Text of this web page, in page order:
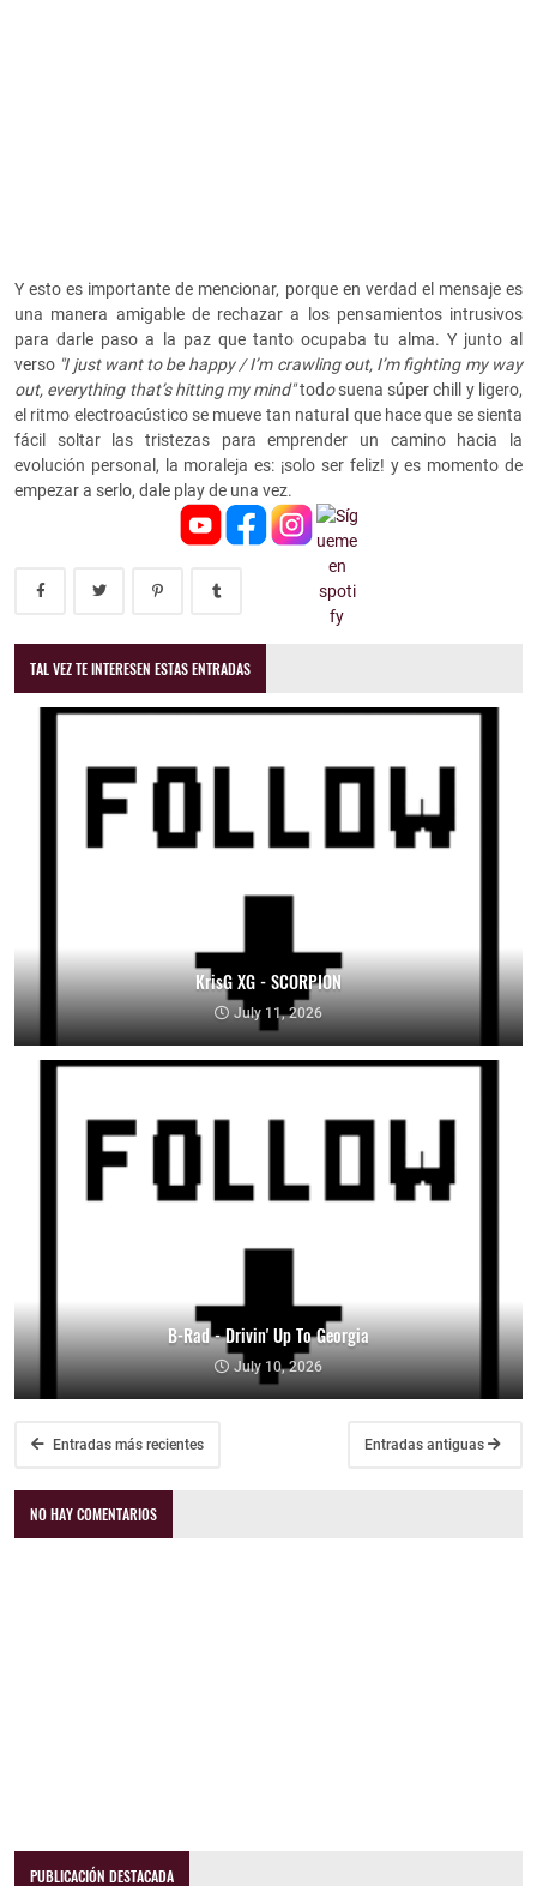
Y esto es importante de mencionar, porque en verdad el mensaje es
una manera amigable de rechazar a los pensamientos intrusivos
para darle paso a la paz que tanto ocupaba tu alma. Y junto al
verso "I just want to be happy / I’m crawling out, I’m fighting my way
out, everything that’s hitting my mind"todosuena súper chill y ligero,
el ritmo electroacústico se mueve tan natural que hace que se sienta
fácil soltar las tristezas para emprender un camino hacia la
evolución personal, la moraleja es: ¡solo ser feliz! y es momento de
empezar a serlo, dale play de una vez.
TAL VEZ TE INTERESEN ESTAS ENTRADAS
KrisG XG - SCORPION
July 11, 2026
B-Rad - Drivin' Up To Georgia
July 10, 2026
Entradas más recientes Entradas antiguas
NO HAY COMENTARIOS
PUBLICACIÓN DESTACADA